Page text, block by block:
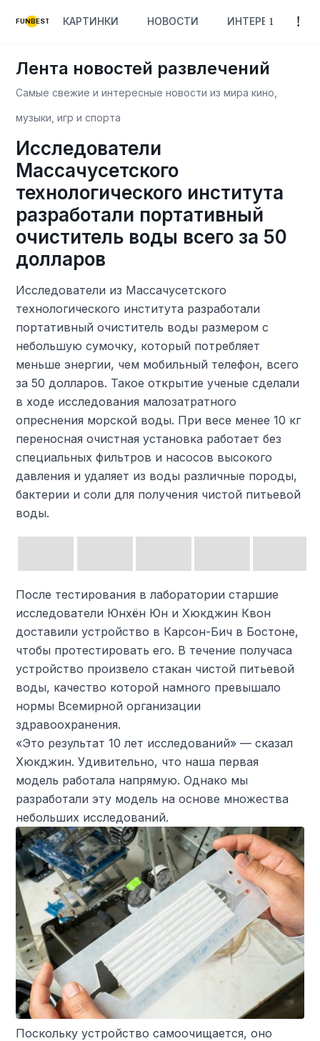
FUNBEST КАРТИНКИ НОВОСТИ ИНТЕРЕСНОЕ
Лента новостей развлечений
Самые свежие и интересные новости из мира кино,
музыки, игр и спорта
Исследователи
Массачусетского
технологического института
разработали портативный
очиститель воды всего за 50
долларов
Исследователи из Массачусетского
технологического института разработали
портативный очиститель воды размером с
небольшую сумочку, который потребляет
меньше энергии, чем мобильный телефон, всего
за 50 долларов. Такое открытие ученые сделали
в ходе исследования малозатратного
опреснения морской воды. При весе менее 10 кг
переносная очистная установка работает без
специальных фильтров и насосов высокого
давления и удаляет из воды различные породы,
бактерии и соли для получения чистой питьевой
воды.
После тестирования в лаборатории старшие
исследователи Юнхён Юн и Хюкджин Квон
доставили устройство в Карсон-Бич в Бостоне,
чтобы протестировать его. В течение получаса
устройство произвело стакан чистой питьевой
воды, качество которой намного превышало
нормы Всемирной организации
здравоохранения.
«Это результат 10 лет исследований» — сказал
Хюкджин. Удивительно, что наша первая
модель работала напрямую. Однако мы
разработали эту модель на основе множества
небольших исследований.
Поскольку устройство самоочищается, оно